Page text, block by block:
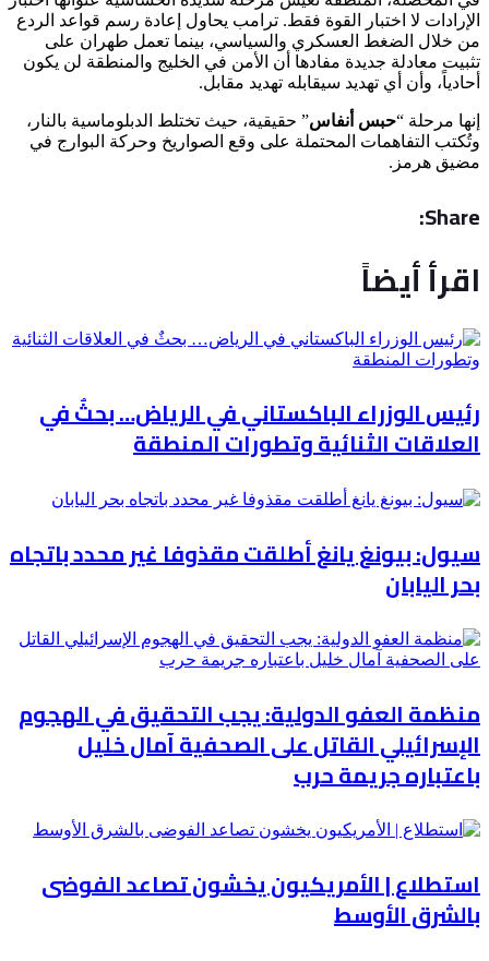
الإرادات لا اختبار القوة فقط. ترامب يحاول إعادة رسم قواعد الردع
من خلال الضغط العسكري والسياسي، بينما تعمل طهران على
تثبيت معادلة جديدة مفادها أن الأمن في الخليج والمنطقة لن يكون
أحادياً، وأن أي تهديد سيقابله تهديد مقابل.
إنها مرحلة “حبس أنفاس” حقيقية، حيث تختلط الدبلوماسية بالنار،
وتُكتب التفاهمات المحتملة على وقع الصواريخ وحركة البوارج في
مضيق هرمز.
Share:
اقرأ أيضاً
رئيس الوزراء الباكستاني في الرياض… بحثٌ في
العلاقات الثنائية وتطورات المنطقة
سيول: بيونغ يانغ أطلقت مقذوفا غير محدد باتجاه
بحر اليابان
منظمة العفو الدولية: يجب التحقيق في الهجوم
الإسرائيلي القاتل على الصحفية آمال خليل
باعتباره جريمة حرب
استطلاع | الأمريكيون يخشون تصاعد الفوضى
بالشرق الأوسط